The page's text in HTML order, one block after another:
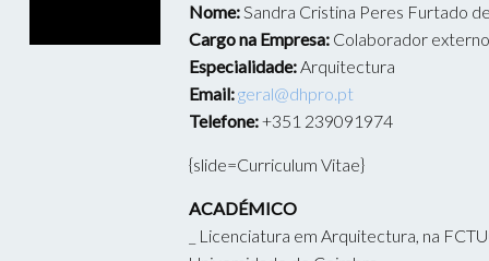
Nome:Sandra Cristina Peres Furtado
Cargo na Empresa: Colaborador externo
Especialidade:Arquitectura
Email:geral@dhpro.pt
Telefone:+351 239091974
{slide=Curriculum Vitae}
ACADÉMICO
_ Licenciatura em Arquitectura, na